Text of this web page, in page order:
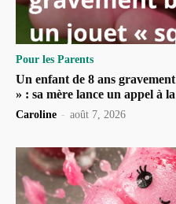
Pour les Parents
Un enfant de 8 ans
» : sa mère lance un appel à
Caroline - août 7, 2026